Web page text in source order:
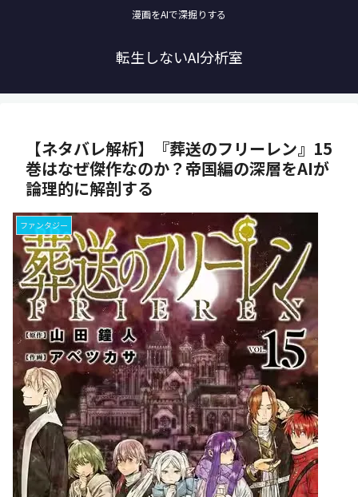
漫画をAIで深掘りする
転生しないAI分析室
【ネタバレ解析】『葬送のフリーレン』15
巻はなぜ傑作なのか？帝国編の深層をAIが
論理的に解剖する
ファンタジー